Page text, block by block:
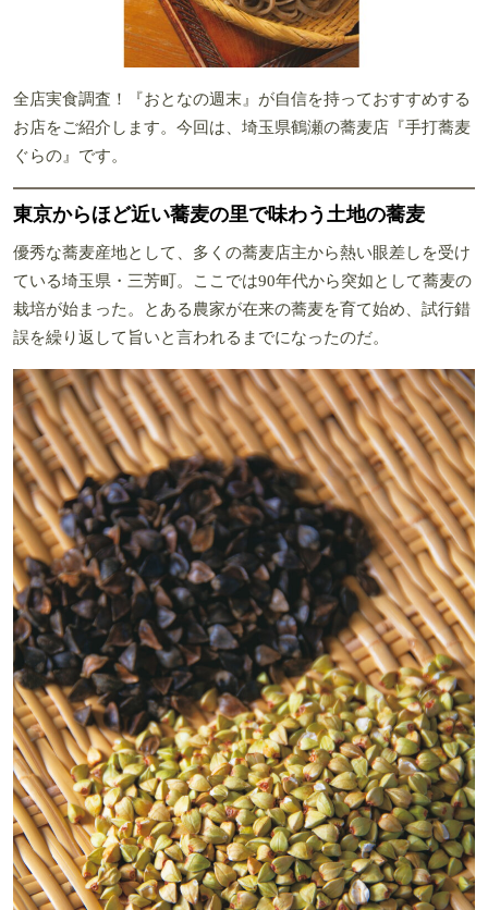
全店実食調査！『おとなの週末』が自信を持っておすすめする
お店をご紹介します。今回は、埼玉県鶴瀬の蕎麦店『手打蕎麦
ぐらの』です。
東京からほど近い蕎麦の里で味わう土地の蕎麦
優秀な蕎麦産地として、多くの蕎麦店主から熱い眼差しを受け
ている埼玉県・三芳町。ここでは90年代から突如として蕎麦の
栽培が始まった。とある農家が在来の蕎麦を育て始め、試行錯
誤を繰り返して旨いと言われるまでになったのだ。